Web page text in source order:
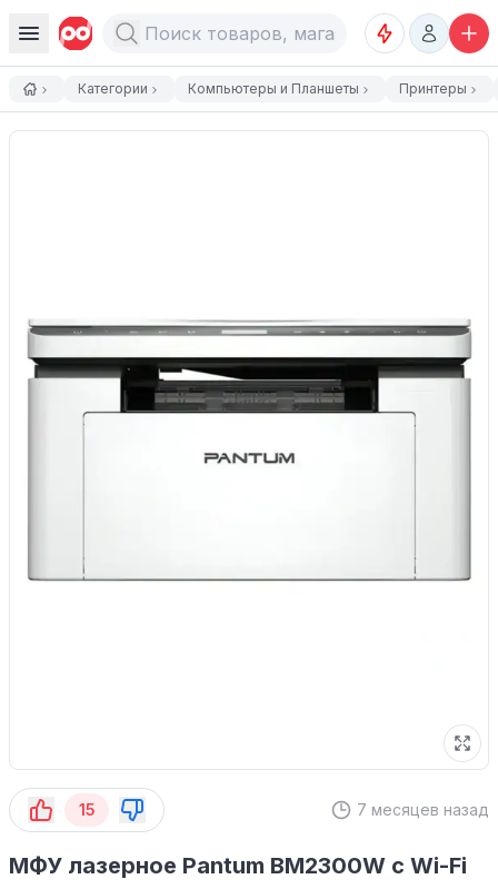
Категории Компьютеры и Планшеты Принтеры
15 7 месяцев назад
МФУ лазерное Pantum BM2300W с Wi-Fi